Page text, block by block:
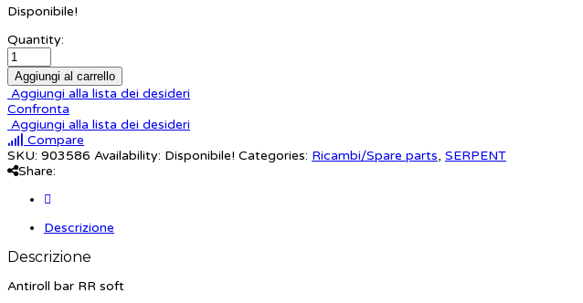
Disponibile!
Quantity:
Aggiungi al carrello
Aggiungi alla lista dei desideri
Confronta
Aggiungi alla lista dei desideri
Compare
SKU: 903586 Availability: Disponibile! Categories: Ricambi/Spare parts, SERPENT
Share:
Descrizione
Descrizione
Antiroll bar RR soft